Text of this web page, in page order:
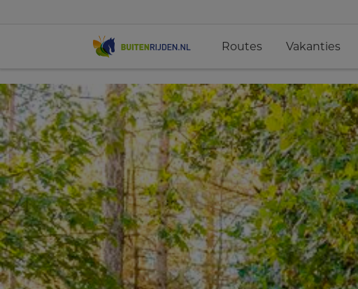
Routes Vakanties